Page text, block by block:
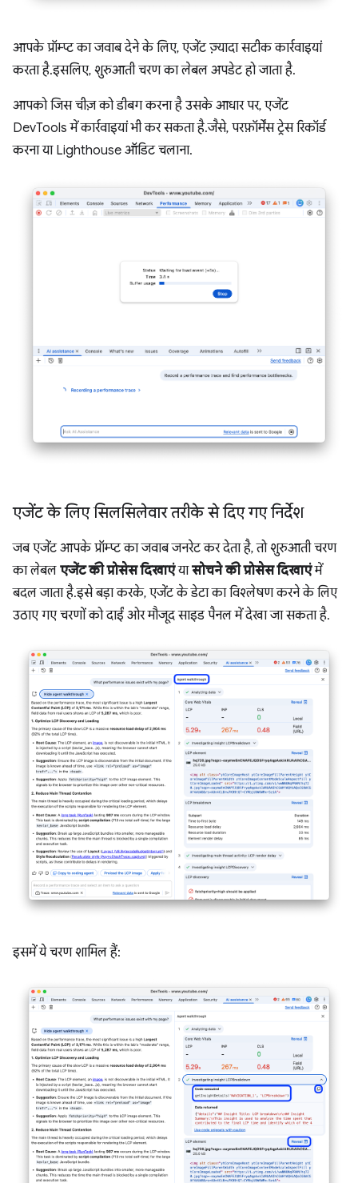
आपके प्रॉम्प्ट का जवाब देने के लिए, एजेंट ज़्यादा सटीक कार्रवाइयां
करता है. इसलिए, शुरुआती चरण का लेबल अपडेट हो जाता है.
आपको जिस चीज़ को डीबग करना है उसके आधार पर, एजेंट
DevTools में कार्रवाइयां भी कर सकता है. जैसे, परफ़ॉर्मेंस ट्रेस रिकॉर्ड
करना या Lighthouse ऑडिट चलाना.
एजेंट के लिए सिलसिलेवार तरीके से दिए गए निर्देश
जब एजेंट आपके प्रॉम्प्ट का जवाब जनरेट कर देता है, तो शुरुआती चरण
का लेबल एजेंट की प्रोसेस दिखाएंयासोचने की प्रोसेस दिखाएंमें
बदल जाता है. इसे बड़ा करके, एजेंट के डेटा का विश्लेषण करने के लिए
उठाए गए चरणों को दाईं ओर मौजूद साइड पैनल में देखा जा सकता है.
इसमें ये चरण शामिल हैं: